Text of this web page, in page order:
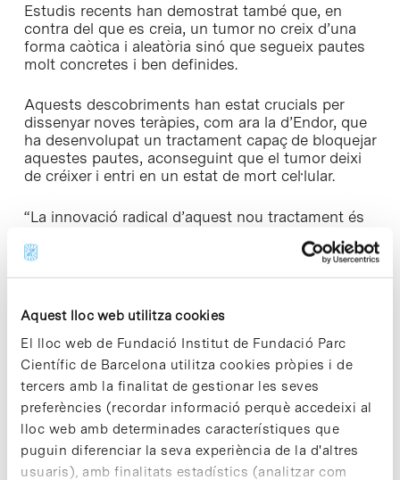
Aquest lloc web utilitza cookies
El lloc web de Fundació Institut de Fundació Parc
Científic de Barcelona utilitza cookies pròpies i de
tercers amb la finalitat de gestionar les seves
preferències (recordar informació perquè accedeixi al
lloc web amb determinades característiques que
puguin diferenciar la seva experiència de la d'altres
usuaris), amb finalitats estadístics (analitzar com
Estudis recents han demostrat també que, en
contra del que es creia, un tumor no creix d’una
forma caòtica i aleatòria sinó que segueix pautes
molt concretes i ben definides.
Aquests descobriments han estat crucials per
dissenyar noves teràpies, com ara la d’Endor, que
ha desenvolupat un tractament capaç de bloquejar
aquestes pautes, aconseguint que el tumor deixi
de créixer i entri en un estat de mort cel·lular.
“La innovació radical d’aquest nou tractament és
les cèl·lules tumorals, que són les que muten
d’una generació a una altra, generant resistència
mitjançant la qual el tumor creix i que és
independent de la composició bioquímica de les
seves cèl·lules, per la qual cosa el tumor no és
capaç de generar resistència. Aquest fet permet
pensar en nivells d’eficàcia mai vists fins ara”,
assegura Joaquín Querol.
Actualment més de 100.000 persones al món
estan afectades per càncer de pàncrees.
L’esperança de vida no supera els cinc mesos de